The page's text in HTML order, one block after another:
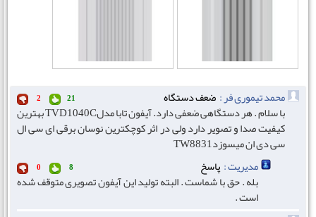
محمد تیموری فر : ضعف دستگاه 21
2
با سلام . هر دستگاهی ضعفی دارد. آیفون تابا مدلTVD1040C بهترین
کیفیت صدا و تصویر دارد ولی در اثر کوچکترین نوسان برقی ای سی ال
سی دی ان میسوزدTW8831
مدیریت :پاسخ 8
0
بله . حق با شماست . البته تولید این آیفون تصویری متوقف شده
است .